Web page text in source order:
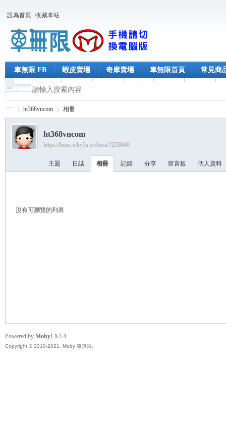
設為首頁 收藏本站
車無限 FB 蝦皮賣場 奇摩賣場 車無限首頁 常見商
›
ht368vncom 相冊
ht368vncom
https://boss.why3s.cc/boss/?259840
主題 日誌 相冊 記錄 分享 留言板 個人資料
沒有可瀏覽的列表
Powered by Moby! X3.4
Copyright © 2010-2021, Moby 車無限.